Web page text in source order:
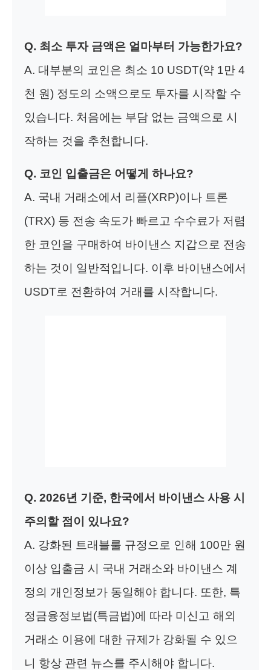
Q. 최소 투자 금액은 얼마부터 가능한가요?
A. 대부분의 코인은 최소 10 USDT(약 1만 4
천 원) 정도의 소액으로도 투자를 시작할 수
있습니다. 처음에는 부담 없는 금액으로 시
작하는 것을 추천합니다.
Q. 코인 입출금은 어떻게 하나요?
A. 국내 거래소에서 리플(XRP)이나 트론
(TRX) 등 전송 속도가 빠르고 수수료가 저렴
한 코인을 구매하여 바이낸스 지갑으로 전송
하는 것이 일반적입니다. 이후 바이낸스에서
USDT로 전환하여 거래를 시작합니다.
Q. 2026년 기준, 한국에서 바이낸스 사용 시
주의할 점이 있나요?
A. 강화된 트래블룰 규정으로 인해 100만 원
이상 입출금 시 국내 거래소와 바이낸스 계
정의 개인정보가 동일해야 합니다. 또한, 특
정금융정보법(특금법)에 따라 미신고 해외
거래소 이용에 대한 규제가 강화될 수 있으
니 항상 관련 뉴스를 주시해야 합니다.